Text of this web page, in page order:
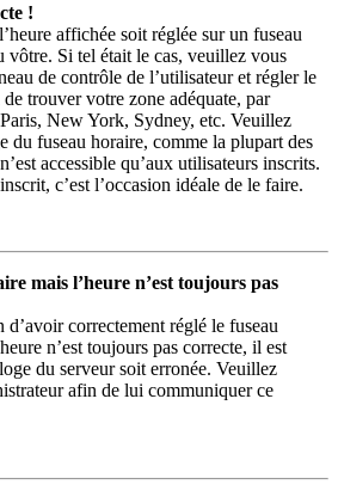
!
affichée soit réglée sur un fuseau
vôtre. Si tel était le cas, veuillez vous
de contrôle de l’utilisateur et régler le
trouver votre zone adéquate, par
New York, Sydney, etc. Veuillez
du fuseau horaire, comme la plupart des
accessible qu’aux utilisateurs inscrits.
c’est l’occasion idéale de le faire.
mais l’heure n’est toujours pas
d’avoir correctement réglé le fuseau
n’est toujours pas correcte, il est
du serveur soit erronée. Veuillez
afin de lui communiquer ce